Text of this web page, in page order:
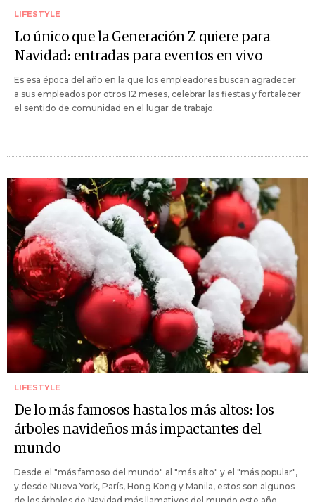
LIFESTYLE
Lo único que la Generación Z quiere para
Navidad: entradas para eventos en vivo
Es esa época del año en la que los empleadores buscan agradecer
a sus empleados por otros 12 meses, celebrar las fiestas y fortalecer
el sentido de comunidad en el lugar de trabajo.
LIFESTYLE
De lo más famosos hasta los más altos: los
árboles navideños más impactantes del
mundo
Desde el "más famoso del mundo" al "más alto" y el "más popular",
y desde Nueva York, París, Hong Kong y Manila, estos son algunos